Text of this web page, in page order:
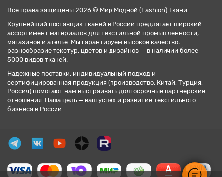
Все права защищены 2026 © Мир Модной (Fashion) Ткани.
Крупнейший поставщик тканей в России предлагает широкий
ассортимент материалов для текстильной промышленности,
магазинов и ателье. Мы гарантируем высокое качество,
разнообразие текстур, цветов и дизайнов — в наличии более
5000 видов тканей.
Надежные поставки, индивидуальный подход и
сертифицированная продукция (производство: Китай, Турция,
Россия) помогают нам выстраивать долгосрочные партнерские
отношения. Наша цель — ваш успех и развитие текстильного
бизнеса в России.